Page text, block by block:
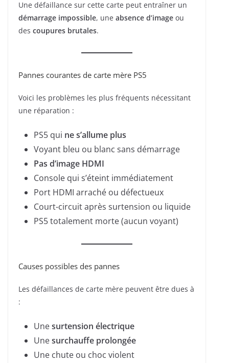
Une défaillance sur cette carte peut entraîner un
démarrage impossible, une absence d’image ou
des coupures brutales.
Pannes courantes de carte mère PS5
Voici les problèmes les plus fréquents nécessitant
une réparation :
PS5 qui ne s’allume plus
Voyant bleu ou blanc sans démarrage
Pas d’image HDMI
Console qui s’éteint immédiatement
Port HDMI arraché ou défectueux
Court-circuit après surtension ou liquide
PS5 totalement morte (aucun voyant)
Causes possibles des pannes
Les défaillances de carte mère peuvent être dues à
:
Unesurtension électrique
Unesurchauffe prolongée
Une chute ou choc violent